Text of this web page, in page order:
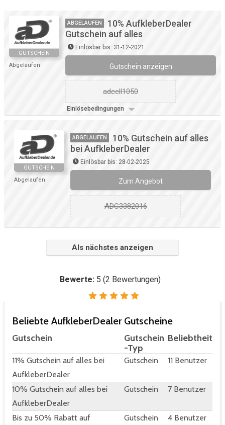
GUTSCHEIN
Abgelaufen
ABGELAUFEN
10% AufkleberDealer
Gutschein auf alles
Einlösbar bis: 31-12-2021
Gutschein anzeigen
adcell1050
Einlösebedingungen
GUTSCHEIN
Abgelaufen
ABGELAUFEN
10% Gutschein auf alles
bei AufkleberDealer
Einlösbar bis: 28-02-2025
Zum Angebot
ADC3382016
Als nächstes anzeigen
Bewerte: 5 (2 Bewertungen)
Beliebte AufkleberDealer Gutscheine
Gutschein
Gutschein
-Typ
Beliebtheit
11% Gutschein auf alles bei
AufkleberDealer
Gutschein 11 Benutzer
10% Gutschein auf alles bei
AufkleberDealer
Gutschein 7 Benutzer
Bis zu 50% Rabatt auf Gutschein 4 Benutzer